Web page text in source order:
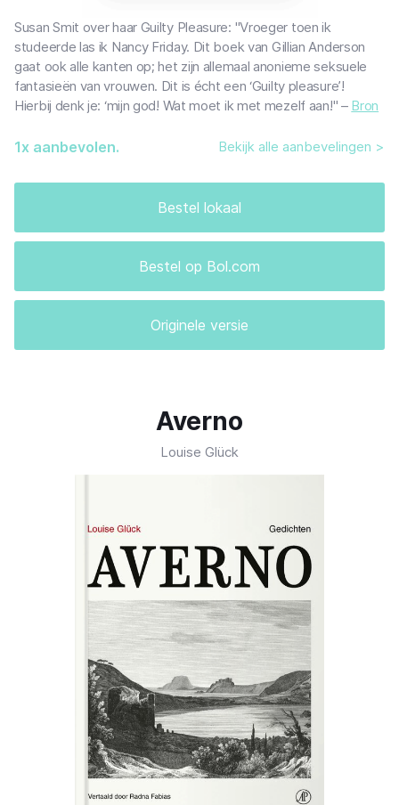
Susan Smit over haar Guilty Pleasure: "Vroeger toen ik
studeerde las ik Nancy Friday. Dit boek van Gillian Anderson
gaat ook alle kanten op; het zijn allemaal anonieme seksuele
fantasieën van vrouwen. Dit is écht een ‘Guilty pleasure’!
Hierbij denk je: ‘mijn god! Wat moet ik met mezelf aan!" – Bron
Bestel lokaal
Bestel op Bol.com
Originele versie
1x aanbevolen. Bekijk alle aanbevelingen >
Averno
Louise Glück